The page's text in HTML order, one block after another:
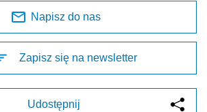
Napisz do nas
Zapisz się na newsletter
Udostępnij